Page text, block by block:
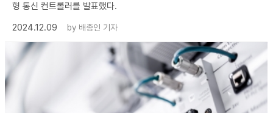
형 통신 컨트롤러를 발표했다.
2024.12.09
by 배종인 기자